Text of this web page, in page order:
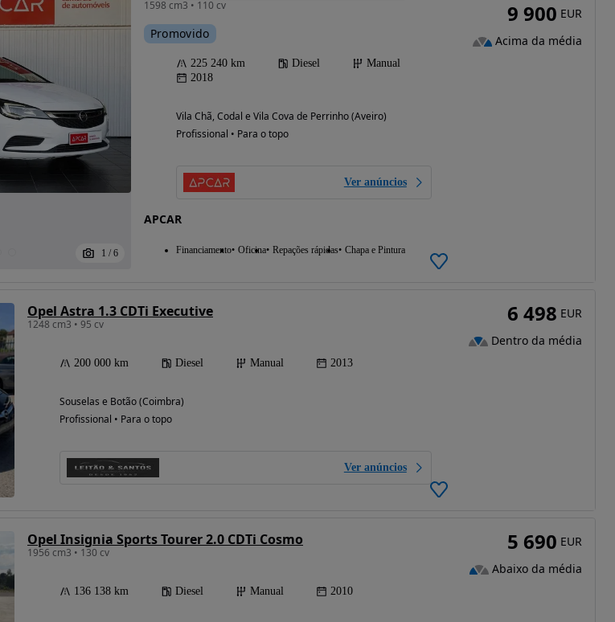
1 / 6
1598 cm3 • 110 cv
Promovido
225 240 km Diesel
Manual
2018
Vila Chã, Codal e Vila Cova de Perrinho (Aveiro)
Profissional • Para o topo
Ver anúncios
APCAR
Financiamento Oficina Repações rápidas Chapa e Pintura
9 900 EUR
Acima da média
Opel Astra 1.3 CDTi Executive
1248 cm3 • 95 cv
200 000 km Diesel Manual 2013
Souselas e Botão (Coimbra)
Profissional • Para o topo
Ver anúncios
6 498 EUR
Dentro da média
Opel Insignia Sports Tourer 2.0 CDTi Cosmo
1956 cm3 • 130 cv
136 138 km Diesel Manual 2010
5 690 EUR
Abaixo da média